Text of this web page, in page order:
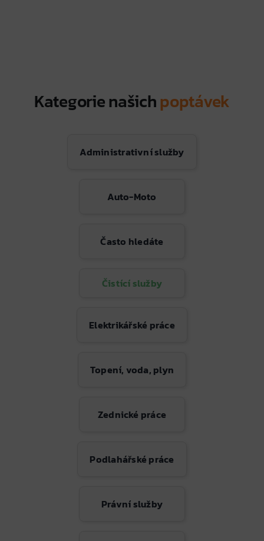
Kategorie našichpoptávek
Administrativní služby
Auto-Moto
Často hledáte
Čistící služby
Elektrikářské práce
Topení, voda, plyn
Zednické práce
Podlahářské práce
Právní služby